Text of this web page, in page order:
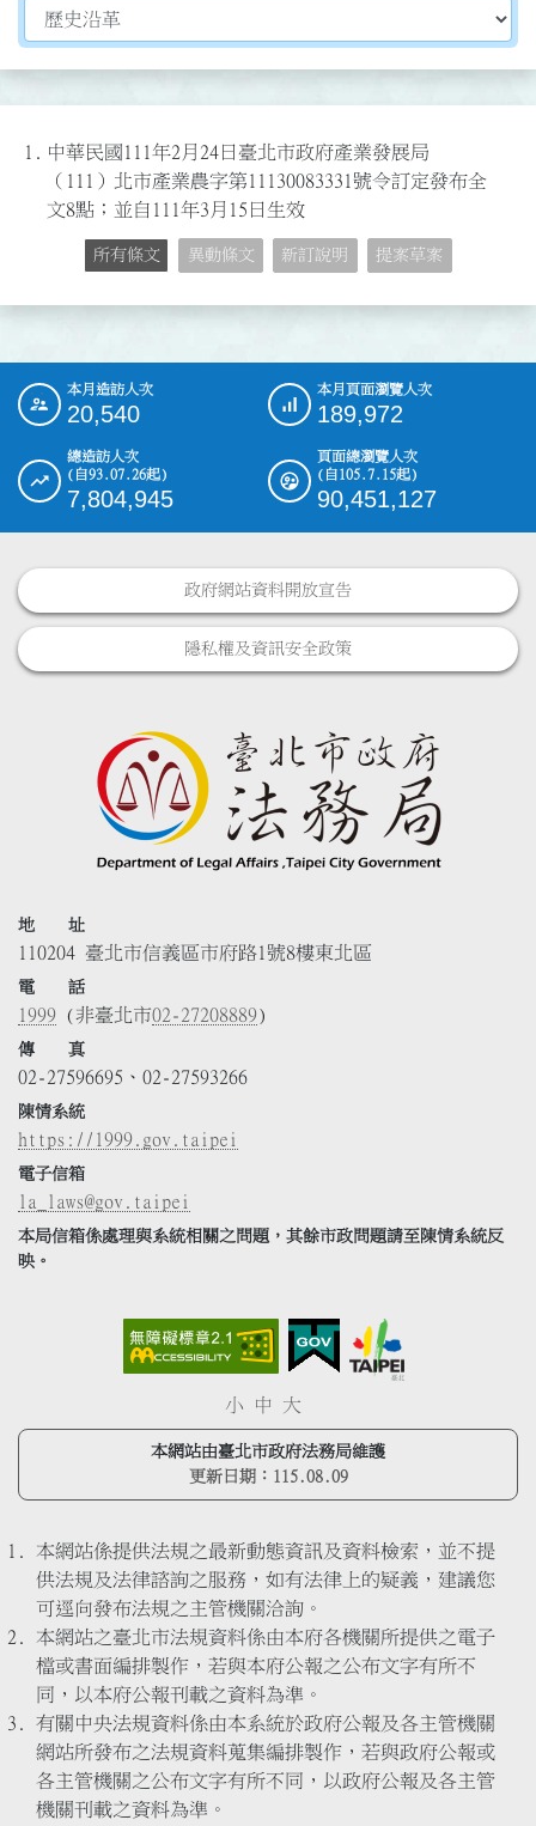
切換選擇法規資訊內容
1. 中華民國111年2月24日臺北市政府產業發展局
（111）北市產業農字第11130083331號令訂定發布全
文8點；並自111年3月15日生效
所有條文 異動條文 新訂說明 提案草案
::: 本月造訪人次
20,540
本月頁面瀏覽人次
189,972
總造訪人次
(自93.07.26起)
7,804,945
頁面總瀏覽人次
(自105.7.15起)
90,451,127
政府網站資料開放宣告
隱私權及資訊安全政策
地 址
110204 臺北市信義區市府路1號8樓東北區
電 話
1999 (非臺北市02-27208889)
傳 真
02-27596695、02-27593266
陳情系統
https://1999.gov.taipei
電子信箱
la_laws@gov.taipei
本局信箱係處理與系統相關之問題，其餘市政問題請至陳情系統反
映。
小 中 大
本網站由臺北市政府法務局維護
更新日期： 115.08.09
本網站係提供法規之最新動態資訊及資料檢索，並不提
供法規及法律諮詢之服務，如有法律上的疑義，建議您
可逕向發布法規之主管機關洽詢。
本網站之臺北市法規資料係由本府各機關所提供之電子
檔或書面編排製作，若與本府公報之公布文字有所不
同，以本府公報刊載之資料為準。
有關中央法規資料係由本系統於政府公報及各主管機關
網站所發布之法規資料蒐集編排製作，若與政府公報或
各主管機關之公布文字有所不同，以政府公報及各主管
機關刊載之資料為準。